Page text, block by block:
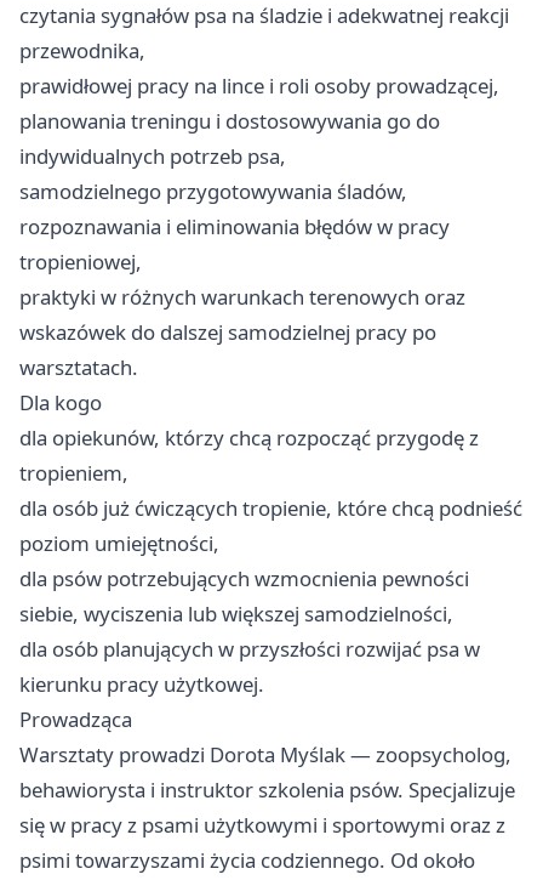
czytania sygnałów psa na śladzie i adekwatnej reakcji
przewodnika,
prawidłowej pracy na lince i roli osoby prowadzącej,
planowania treningu i dostosowywania go do
indywidualnych potrzeb psa,
samodzielnego przygotowywania śladów,
rozpoznawania i eliminowania błędów w pracy
tropieniowej,
praktyki w różnych warunkach terenowych oraz
wskazówek do dalszej samodzielnej pracy po
warsztatach.
Dla kogo
dla opiekunów, którzy chcą rozpocząć przygodę z
tropieniem,
dla osób już ćwiczących tropienie, które chcą podnieść
poziom umiejętności,
dla psów potrzebujących wzmocnienia pewności
siebie, wyciszenia lub większej samodzielności,
dla osób planujących w przyszłości rozwijać psa w
kierunku pracy użytkowej.
Prowadząca
Warsztaty prowadzi Dorota Myślak — zoopsycholog,
behawiorysta i instruktor szkolenia psów. Specjalizuje
się w pracy z psami użytkowymi i sportowymi oraz z
psimi towarzyszami życia codziennego. Od około